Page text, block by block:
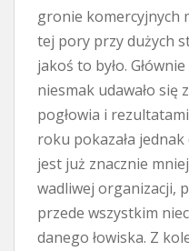
gronie komercyjnych
tej pory przy dużych
jakoś to było.
niesmak udawało się
pogłowia i
roku pokazała
jest już znacznie
wadliwej organizacji,
przede wszystkim
danego łowiska. Z